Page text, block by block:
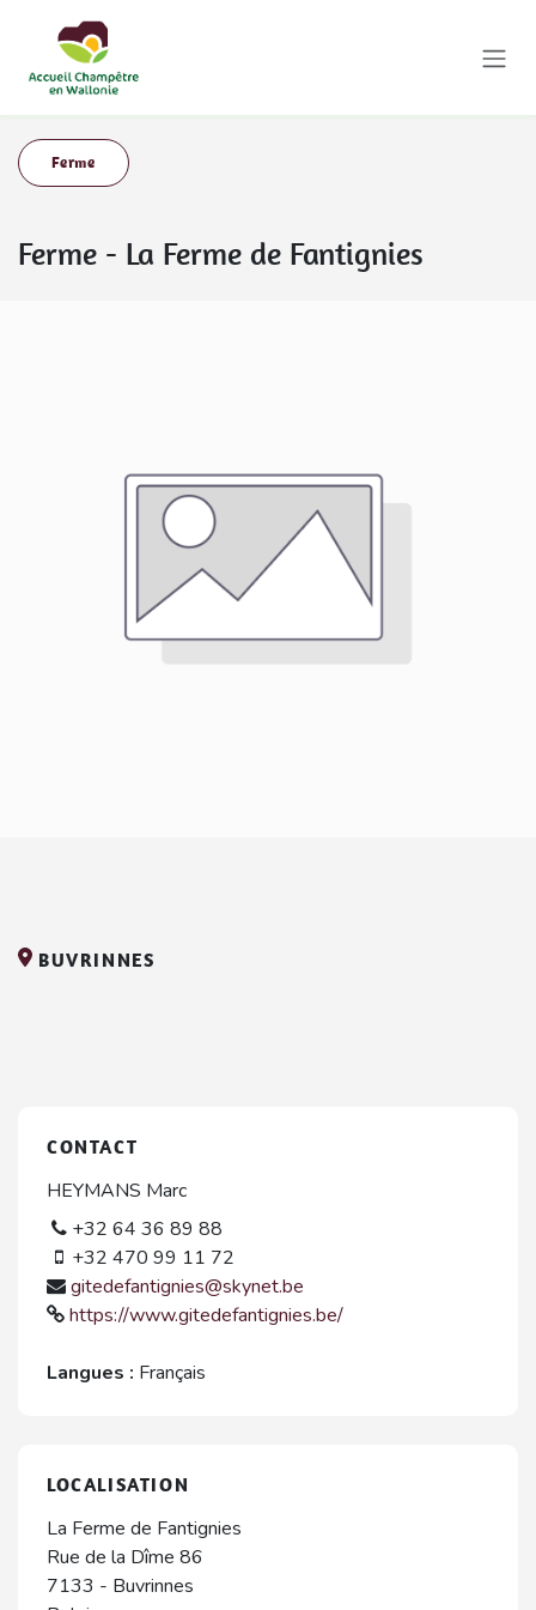
Ferme
Ferme - La Ferme de Fantignies
BUVRINNES
CONTACT
HEYMANS Marc
+32 64 36 89 88
+32 470 99 11 72
gitedefantignies@skynet.be
https://www.gitedefantignies.be/
Langues : Français
LOCALISATION
La Ferme de Fantignies
Rue de la Dîme 86
7133 - Buvrinnes